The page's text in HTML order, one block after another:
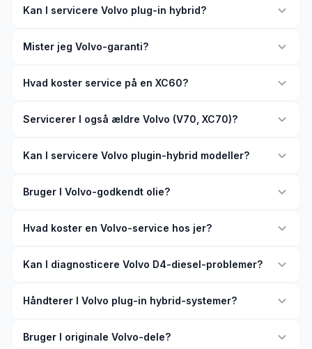
Kan I servicere Volvo plug-in hybrid?
Mister jeg Volvo-garanti?
Hvad koster service på en XC60?
Servicerer I også ældre Volvo (V70, XC70)?
Kan I servicere Volvo plugin-hybrid modeller?
Bruger I Volvo-godkendt olie?
Hvad koster en Volvo-service hos jer?
Kan I diagnosticere Volvo D4-diesel-problemer?
Håndterer I Volvo plug-in hybrid-systemer?
Bruger I originale Volvo-dele?